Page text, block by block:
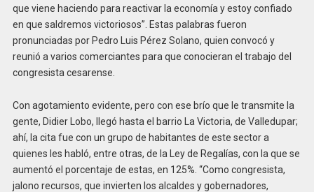
que viene haciendo para reactivar la economía y estoy confiado
en que saldremos victoriosos”. Estas palabras fueron
pronunciadas por Pedro Luis Pérez Solano, quien convocó y
reunió a varios comerciantes para que conocieran el trabajo del
congresista cesarense.
Con agotamiento evidente, pero con ese brío que le transmite la
gente, Didier Lobo, llegó hasta el barrio La Victoria, de Valledupar;
ahí, la cita fue con un grupo de habitantes de este sector a
quienes les habló, entre otras, de la Ley de Regalías, con la que se
aumentó el porcentaje de estas, en 125%. “Como congresista,
jalono recursos, que invierten los alcaldes y gobernadores,